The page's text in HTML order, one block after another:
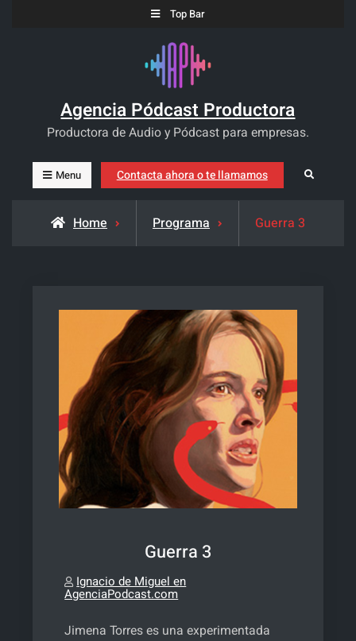
Top Bar
Agencia Pódcast Productora
Productora de Audio y Pódcast para empresas.
Menu Search
Contacta ahora o te llamamos
Home Programa Guerra 3
Guerra 3
Ignacio de Miguel en
AgenciaPodcast.com
Jimena Torres es una experimentada